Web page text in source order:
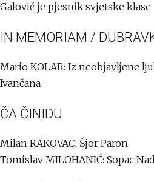
Galović je pjesnik svjetske klase
IN MEMORIAM /
Mario KOLAR: Iz neobjavljene
Ivančana
ČA ČINIDU
Milan RAKOVAC: Šjor Paron
Tomislav MILOHANIĆ: Sopac